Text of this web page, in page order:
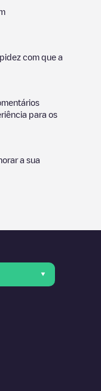
com que a
para os
a sua